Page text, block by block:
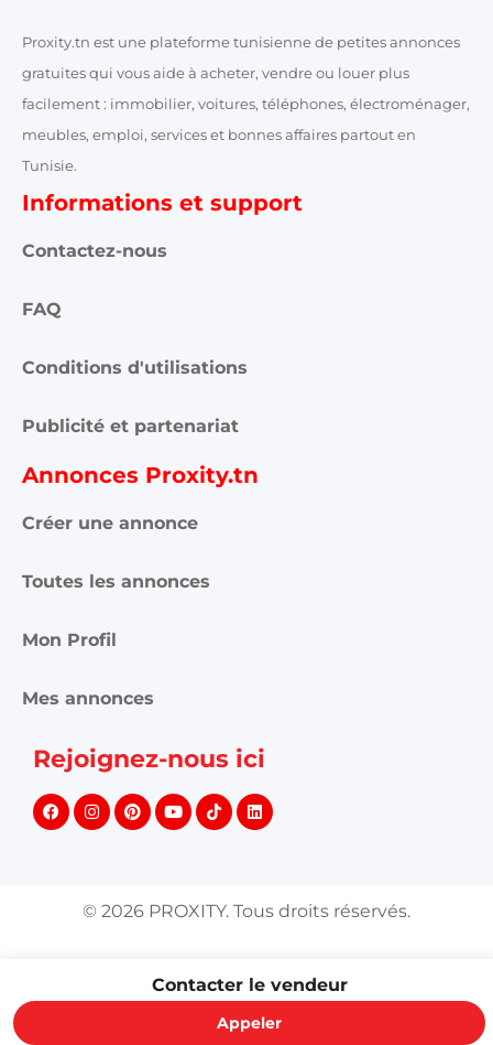
Contacter le vendeur
Appeler
Proxity.tn est une plateforme tunisienne de petites annonces
gratuites qui vous aide à acheter, vendre ou louer plus
facilement : immobilier, voitures, téléphones, électroménager,
meubles, emploi, services et bonnes affaires partout en
Tunisie.
Informations et support
Contactez-nous
FAQ
Conditions d'utilisations
Publicité et partenariat
Annonces Proxity.tn
Créer une annonce
Toutes les annonces
Mon Profil
Mes annonces
Rejoignez-nous ici
© 2026 PROXITY. Tous droits réservés.